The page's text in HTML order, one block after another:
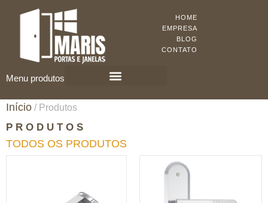
HOME
EMPRESA
BLOG
CONTATO
Menu produtos
Início / Produtos
PRODUTOS
TODOS OS PRODUTOS